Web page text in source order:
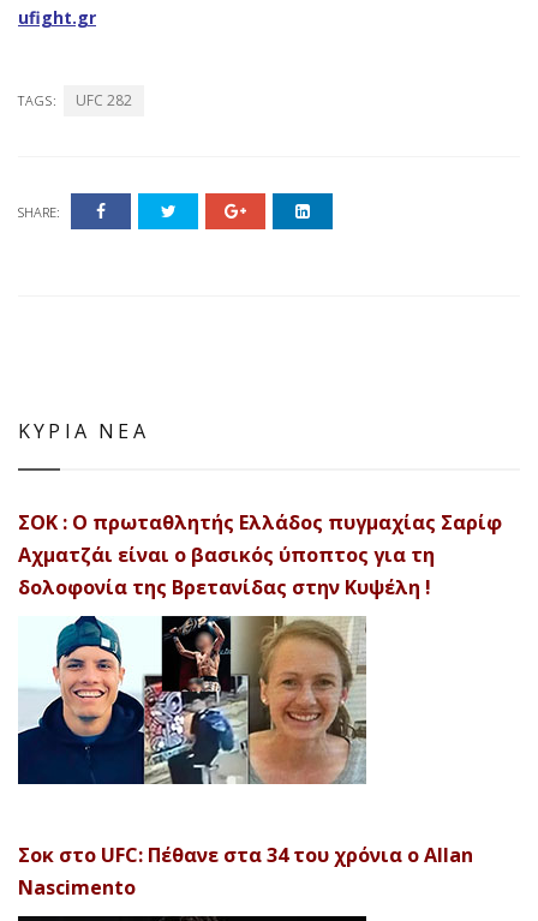
ufight.gr
TAGS: UFC 282
SHARE:
ΚΥΡΙΑ ΝΕΑ
ΣΟΚ : Ο πρωταθλητής Ελλάδος πυγμαχίας Σαρίφ
Αχματζάι είναι ο βασικός ύποπτος για τη
δολοφονία της Βρετανίδας στην Κυψέλη !
Σοκ στο UFC: Πέθανε στα 34 του χρόνια ο Allan
Nascimento